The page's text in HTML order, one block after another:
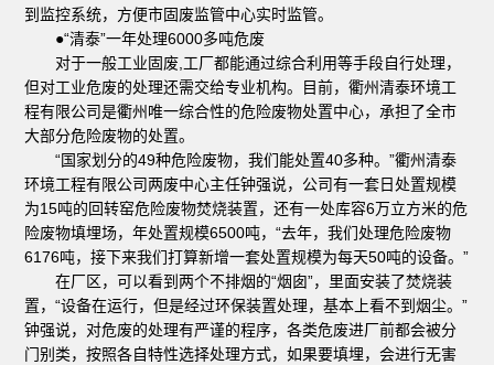
到监控系统，方便市固废监管中心实时监管。
●“清泰”一年处理6000多吨危废
对于一般工业固废,工厂都能通过综合利用等手段自行处理，
但对工业危废的处理还需交给专业机构。目前，衢州清泰环境工
程有限公司是衢州唯一综合性的危险废物处置中心，承担了全市
大部分危险废物的处置。
“国家划分的49种危险废物，我们能处置40多种。”衢州清泰
环境工程有限公司两废中心主任钟强说，公司有一套日处置规模
为15吨的回转窑危险废物焚烧装置，还有一处库容6万立方米的危
险废物填埋场，年处置规模6500吨，“去年，我们处理危险废物
6176吨，接下来我们打算新增一套处置规模为每天50吨的设备。”
在厂区，可以看到两个不排烟的“烟囱”，里面安装了焚烧装
置，“设备在运行，但是经过环保装置处理，基本上看不到烟尘。”
钟强说，对危废的处理有严谨的程序，各类危废进厂前都会被分
门别类，按照各自特性选择处理方式，如果要填埋，会进行无害